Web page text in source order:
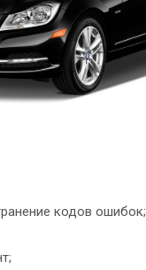
кодов ошибок;